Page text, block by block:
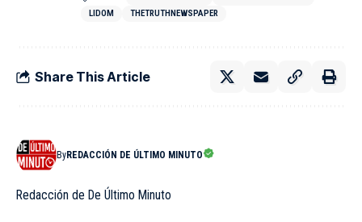
LIDOM
THETRUTHNEWSPAPER
Share This Article
ByREDACCIÓN DE ÚLTIMO MINUTO
Redacción de De Último Minuto